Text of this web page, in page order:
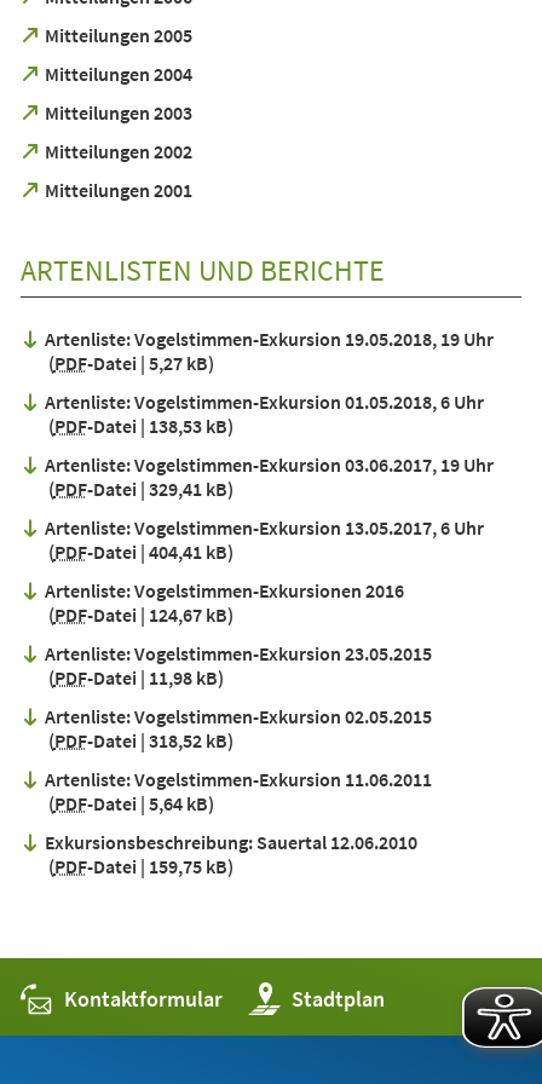
einem
neuen
einem
neuen
Mitteilungen 2005
(Öffnet
einem
neuen
Mitteilungen 2004
(Öffnet
einem
neuen
Mitteilungen 2003
(Öffnet
einem
neuen
Mitteilungen 2002
(Öffnet
einemMitteilungen 2001
(Öffnet
neuen
Tab)
ARTENLISTEN UND BERICHTE
Artenliste: Vogelstimmen-Exkursion 19.05.2018, 19 Uhr
PDF-Datei 5,27 kB
Artenliste: Vogelstimmen-Exkursion 01.05.2018, 6 Uhr
PDF-Datei 138,53 kB
Artenliste: Vogelstimmen-Exkursion 03.06.2017, 19 Uhr
PDF-Datei 329,41 kB
Artenliste: Vogelstimmen-Exkursion 13.05.2017, 6 Uhr
PDF-Datei 404,41 kB
Artenliste: Vogelstimmen-Exkursionen 2016
PDF-Datei 124,67 kB
Artenliste: Vogelstimmen-Exkursion 23.05.2015
PDF-Datei 11,98 kB
Artenliste: Vogelstimmen-Exkursion 02.05.2015
PDF-Datei 318,52 kB
Artenliste: Vogelstimmen-Exkursion 11.06.2011
PDF-Datei 5,64 kB
Exkursionsbeschreibung: Sauertal 12.06.2010
PDF-Datei 159,75 kB
Kontaktformular Stadtplan
(Öffnet
in
einem